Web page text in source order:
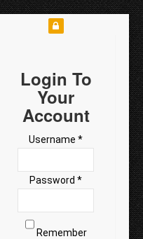
Login To
Your
Account
Username *
Password *
Remember